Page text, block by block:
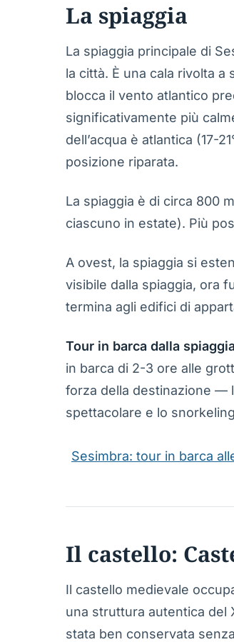
La spiaggia
La spiaggia principale di
la città. È una cala rivolta
blocca il vento atlantico
significativamente più
dell’acqua è atlantica (17-
posizione riparata.
La spiaggia è di circa 800
ciascuno in estate). Più
A ovest, la spiaggia si
visibile dalla spiaggia, ora
termina agli edifici di
Tour in barca dalla
in barca di 2-3 ore alle
forza della destinazione —
spettacolare e lo
Sesimbra: tour in barca
Il castello:
Il castello medievale
una struttura autentica del
stata ben conservata